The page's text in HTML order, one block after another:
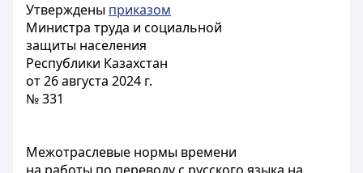
Утверждены приказом
Министра труда и социальной
защиты населения
Республики Казахстан
от 26 августа 2024 г.
№ 331
Межотраслевые нормы времени